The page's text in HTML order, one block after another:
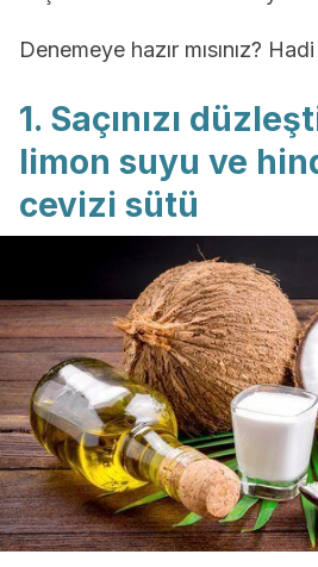
Denemeye hazır mısınız?
1. Saçınızı
limon suyu ve
cevizi sütü